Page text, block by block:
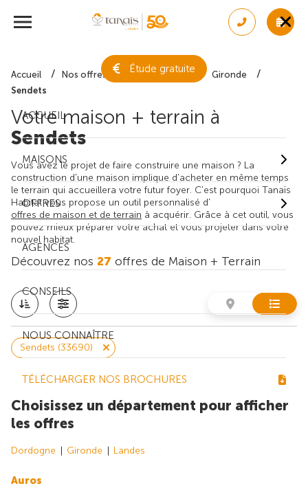
Étude gratuite
ACCUEIL
MAISONS
OFFRES
AGENCES
CONSEILS
NOUS CONNAÎTRE
TÉLÉCHARGER NOS BROCHURES
Accueil Nos offres de maison + terrain
Gironde
Sendets
Votre maison + terrain à
Sendets
Vous avez le projet de faire construire une maison ? La
construction d'une maison implique d'acheter en même temps
le terrain qui accueillera votre futur foyer. C'est pourquoi Tanaïs
Habitat vous propose un outil personnalisé d'
offres de maison et de terrain à acquérir. Grâce à cet outil, vous
pouvez mieux préparer votre achat et vous projeter dans votre
nouvel habitat.
Découvrez nos 27 offres de Maison + Terrain
Sendets (33690)
Choisissez un département pour afficher
les offres
Dordogne Gironde Landes
Auros